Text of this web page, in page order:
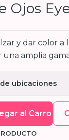
Ojos
y dar color a
amplia
ubicaciones
al Carro